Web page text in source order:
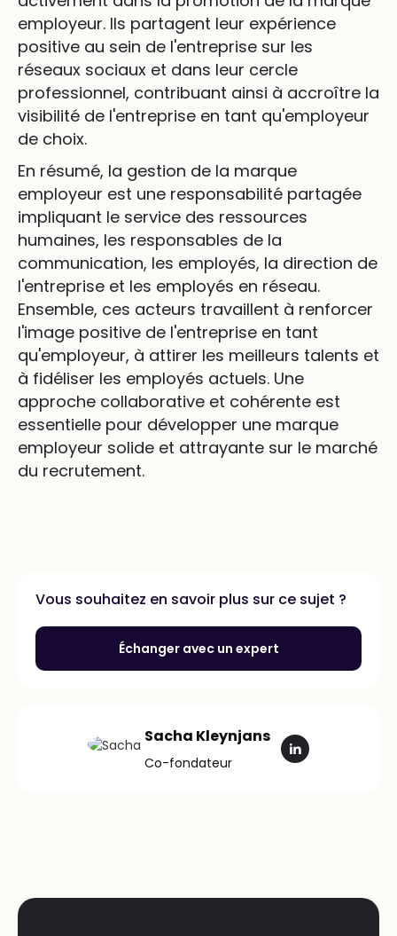
employeur. Ils partagent leur expérience
positive au sein de l'entreprise sur les
réseaux sociaux et dans leur cercle
professionnel, contribuant ainsi à accroître la
visibilité de l'entreprise en tant qu'employeur
de choix.
En résumé, la gestion de la marque
employeur est une responsabilité partagée
impliquant le service des ressources
humaines, les responsables de la
communication, les employés, la direction de
l'entreprise et les employés en réseau.
Ensemble, ces acteurs travaillent à renforcer
l'image positive de l'entreprise en tant
qu'employeur, à attirer les meilleurs talents et
à fidéliser les employés actuels. Une
approche collaborative et cohérente est
essentielle pour développer une marque
employeur solide et attrayante sur le marché
du recrutement.
Vous souhaitez en savoir plus sur ce sujet ?
Échanger avec un expert
Sacha Kleynjans
Co-fondateur